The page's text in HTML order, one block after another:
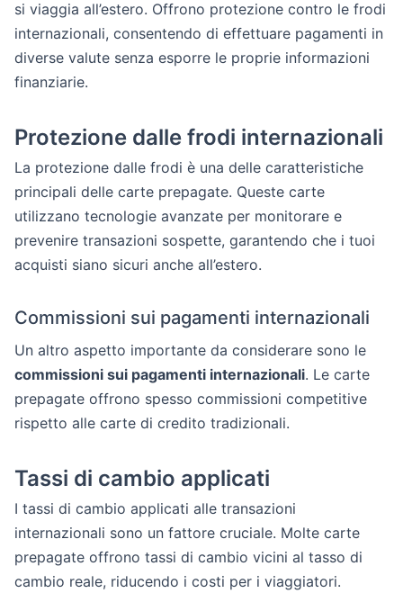
si viaggia all’estero. Offrono protezione contro le frodi
internazionali, consentendo di effettuare pagamenti in
diverse valute senza esporre le proprie informazioni
finanziarie.
Protezione dalle frodi internazionali
La protezione dalle frodi è una delle caratteristiche
principali delle carte prepagate. Queste carte
utilizzano tecnologie avanzate per monitorare e
prevenire transazioni sospette, garantendo che i tuoi
acquisti siano sicuri anche all’estero.
Commissioni sui pagamenti internazionali
Un altro aspetto importante da considerare sono le
commissioni sui pagamenti internazionali. Le carte
prepagate offrono spesso commissioni competitive
rispetto alle carte di credito tradizionali.
Tassi di cambio applicati
I tassi di cambio applicati alle transazioni
internazionali sono un fattore cruciale. Molte carte
prepagate offrono tassi di cambio vicini al tasso di
cambio reale, riducendo i costi per i viaggiatori.